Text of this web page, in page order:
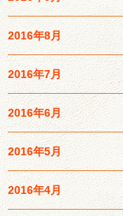
2016年8月
2016年7月
2016年6月
2016年5月
2016年4月